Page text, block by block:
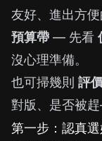
友好、進出方便
預算帶 — 先看
沒心理準備。
也可掃幾則 評
對版、是否被
第一步：認真